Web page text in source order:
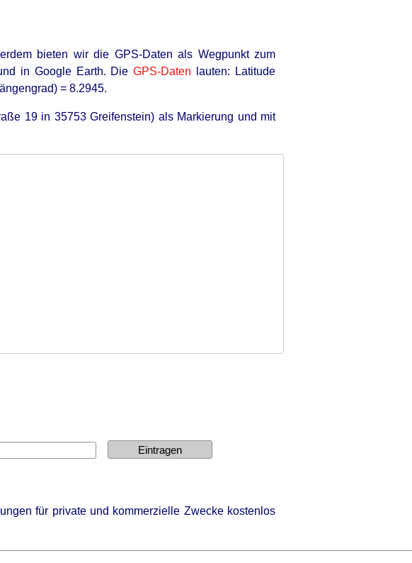
bieten wir die GPS-Daten als Wegpunkt zum
in Google Earth. DieGPS-Daten lauten: Latitude
= 8.2945.
19 in 35753 Greifenstein) als Markierung und mit
für private und kommerzielle Zwecke kostenlos